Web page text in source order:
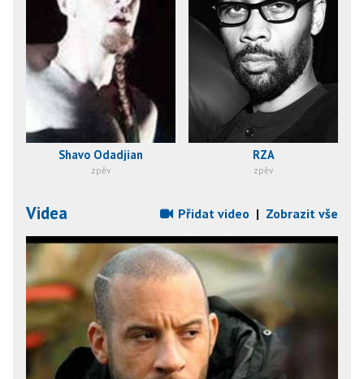
Shavo Odadjian
zpěv
RZA
zpěv
Videa Přidat video | Zobrazit vše